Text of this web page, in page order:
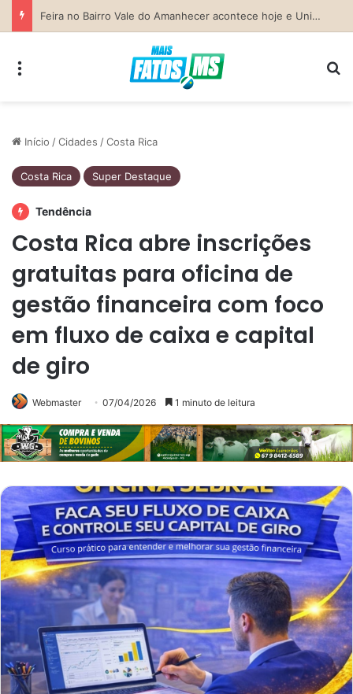
Previsão do Tempo para Costa Rica nesta sexta-feira (7)
Início /Cidades /Costa Rica
Costa Rica Super Destaque
Tendência
Costa Rica abre inscrições
gratuitas para oficina de
gestão financeira com foco
em fluxo de caixa e capital
de giro
Webmaster 07/04/2026 1 minuto de leitura